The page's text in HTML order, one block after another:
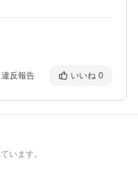
違反報告 いいね 0
います。